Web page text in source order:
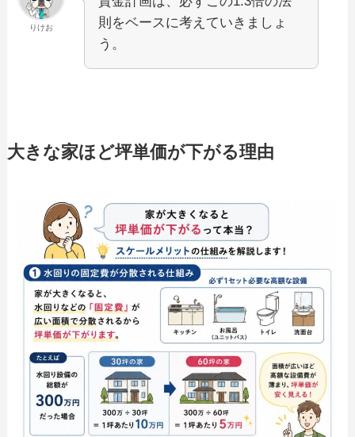
りけお
則をベースに考えていきましょ
う。
大きな家ほど坪単価が下がる理由